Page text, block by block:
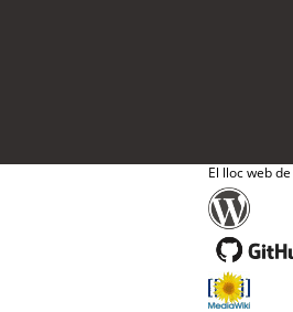
El lloc web